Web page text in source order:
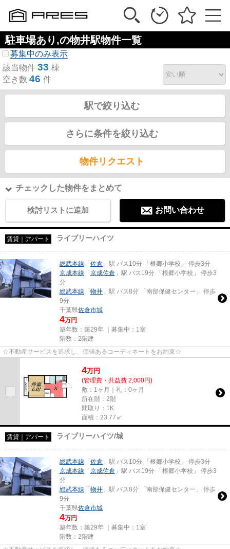
駐車場あり,の物井駅物件一覧
募集中のみ表示
該当物件 33 棟
空き数 46 件
駅で絞り込む
さらに条件を絞り込む
物件リクエスト
チェックした物件をまとめて
検討リストに追加 お問い合わせ
賃貸｜アパート ライブリーハイツ
総武本線 「佐倉 」駅 バス10分 「根郷小学校」 停歩3分
京成本線 「京成佐倉 」駅 バス19分 「根郷小学校」 停歩3
分
総武本線 「物井 」駅 バス8分 「南部保健センター」 停歩
9分
千葉県佐倉市城
4万円
築年数：築29年 ｜募集中： 1室
階数：2階建
☆不動産サービスを追求し、価値あるコーディネートをお約束☆
4万円
(管理費・共益費 2,000円)
敷：1ヶ月｜礼：0ヶ月
所在階：2階
間取り：1K
面積：23.77㎡
賃貸｜アパート ライブリーハイツ/城
総武本線 「佐倉 」駅 バス10分 「根郷小学校」 停歩3分
京成本線 「京成佐倉 」駅 バス19分 「根郷小学校」 停歩3
分
総武本線 「物井 」駅 バス8分 「南部保健センター」 停歩
9分
千葉県佐倉市城
4万円
築年数：築29年 ｜募集中： 1室
階数：2階建